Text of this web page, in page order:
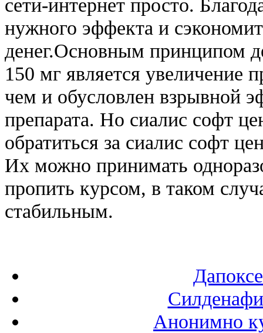
сети-интернет просто.
нужного эффекта и
денег.Основным принципом
150 мг является увеличение
чем и обусловлен взрывной
препарата. Но сиалис софт
обратиться за сиалис софт
Их можно принимать
пропить курсом, в таком
стабильным.
Анонимно